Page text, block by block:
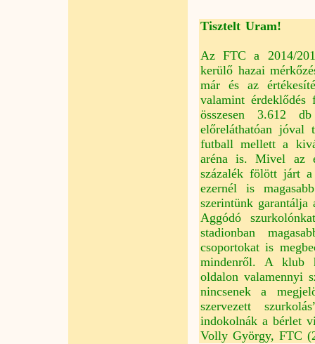
Tisztelt Uram!
Az FTC a 2014/
kerülő hazai
már és az
valamint érdeklődés
összesen 3.612
előreláthatóan
futball mellett a
aréna is. Mivel az
százalék fölött járt a
ezernél is
szerintünk garantálja
Aggódó
stadionban
csoportokat is
mindenről. A klub
oldalon valamennyi
nincsenek a
szervezett
indokolnák a bérlet
Volly György, FTC